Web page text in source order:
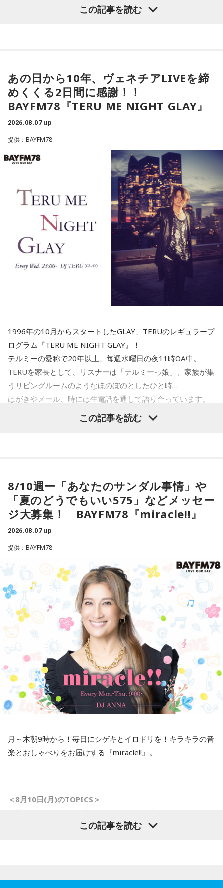
三輪田：当宮の授与品の中に、人気のお守りの「強運(ごうう
ん)御守」というものがあります。強い運と書いて「ごうう
ん」と読むのですが、強（きょう）だとおみくじ等の凶に導
かれてしまう、その為強（きょう）より強い強（ごう）と呼
んでいる。という意味でこの「強」の字になっているんで
す。
寺内：確かに「きょううん」と言われたら「凶運」に聞こえ
ちゃうこともありますね。
三輪田：ただ、人気すぎて、今は頒布が休止中なんです。
小林：『もっちゅりん』ってことですね。
三輪田：『もっちゅりん』になりますね（笑）。
寺内：『もっちゅりん』の方が後だから、『もっちゅりん』
三輪田：その年の幸運色を、男性の幸運色3色、女性の幸運色
3色を用いるので、毎年、お色が変わるんです。
※令和9年の強運御守。次の頒布は12月を予定。令和8年強運御守は頒布終了しております。
寺内：またそそることやっているじゃないですか！
寺内：頒布開始日は決まっているんですか？
三輪田：正確には決まっていないですが、その年の幸運色を
用いますので、新年から頒布するのが通常なのですが、先駆
けとして12月に1度頒布しまして、次また新年に頒布してい
ます。どうしても頒布開始日に人が集まってしまい、近隣の
方のご迷惑もございますので。
寺内：どれくらいで頒布終了になるんですか？
三輪田：1週間でなくなってしまったりしますね。
寺内：すごいな！
三輪田：今年で言うと、12月に頒布して、1週間くらいで終
わってしまい、新年に頒布しても10日間で終了してしまいま
した。
三輪田：お祭りはだらだら長く続いているんですけどね(笑)。
のコンサートとか――。
小林：うわ、そういうことか！
火曜の放送を聴く
YAMAMAN presents MUSIC SALAD FROM U-kari STUDIO
1.京都　10-FEET　/　第ゼロ感
2.島根　竹内まりや　/　元気を出して
3.長崎　MISIA　/　アイノカタチ feat. HIDE（GReeeeN）
5.青森　吉幾三　/　俺ら東京さ行ぐだ
水曜の放送を聴く
8月13日（木）：上野優華 サラドレ甲子園
YAMAMAN presents MUSIC SALAD FROM U-kari STUDIO
1.新潟　Creepy Nuts  /  Bling-Bang-Bang-Born
3.香川　マキシマム ザ ホルモン　/　恋のメガラバ
4.北海道　松山千春 /　大空と大地の中で
木曜の放送を聴く
る・行動する“キッカケ”をお届けします！
ク！
現在18歳の次世代アーティスト・楽音さんが登場！
活動のルーツや、楽曲制作についてお話伺います。
安東さんとの意外な関係性にも注目！
最新の放送を聴く
この記事を読む
あの日から10年、ヴェネチアLIVEを締
めくくる2日間に感謝！！
BAYFM78『TERU ME NIGHT GLAY』
2026.08.07 up
提供：BAYFM78
1996年の10月からスタートしたGLAY、TERUのレギュラープ
ログラム『TERU ME NIGHT GLAY』！
テルミーの愛称で20年以上、毎週水曜日の夜11時OA中。
TERUを家長として、リスナーは「テルミーっ娘」、家族が集
うリビングルームのようなほのぼのとしたひと時…
はがきやメール、時には生電話を通して語り合っています。
その週にあった事、その日の気付き、明日の予定、未来への
思い。どんな話も一緒に語り合うプログラムです。
10年前の約束を無事回収！
ヴェネチアLIVEを締めくくる幕張2DAYSに感謝！！
新たな夢は生まれたのか？
最新の放送を聴く
この記事を読む
8/10週ー「あなたのサンダル事情」や
「夏のどうでもいい575」などメッセー
ジ大募集！ BAYFM78『miracle!!』
2026.08.07 up
提供：BAYFM78
月～木朝9時から！毎日にシゲキとイロドリを！キラキラの音
楽とおしゃべりをお届けする『miracle!!』。
＜8月10日(月)のTOPICS＞
■「ミラクルサマーリゾート2026」を開催中！
8月10日（月）のテーマは「夏はサンダルっしょ！」 あなた
■9時40分頃から「ハッシュタグ ミラクルワード」
この記事を読む